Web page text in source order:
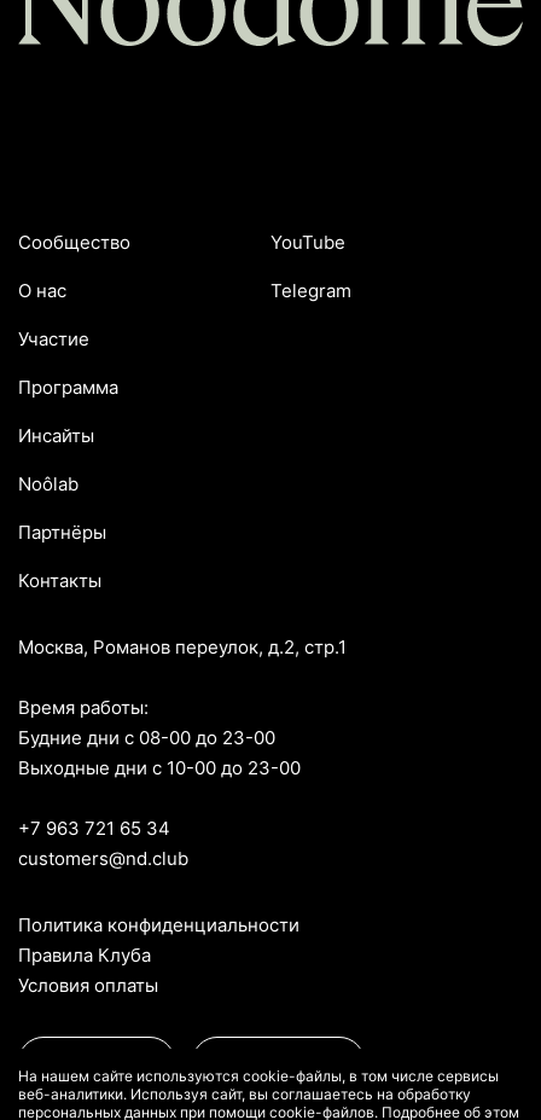
На нашем сайте используются cookie-файлы, в том числе сервисы
веб-аналитики. Используя сайт, вы соглашаетесь на обработку
персональных данных при помощи cookie-файлов. Подробнее об этом
Сообщество
О нас
Участие
Программа
Инсайты
Noôlab
Партнёры
Контакты
YouTube
Telegram
Москва, Романов переулок, д.2, стр.1
Время работы:
Будние дни с 08-00 до 23-00
Выходные дни с 10-00 до 23-00
+7 963 721 65 34
customers@nd.club
Политика конфиденциальности
Правила Клуба
Условия оплаты